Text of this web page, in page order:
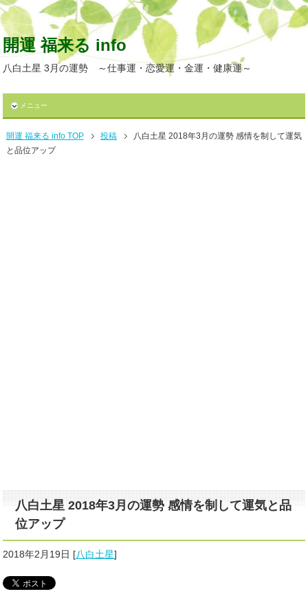
開運 福来る info
八白土星 3月の運勢 ～仕事運・恋愛運・金運・健康運～
メニュー
開運 福来る info TOP 投稿
八白土星 2018年3月の運勢 感情を制して運気
と品位アップ
八白土星 2018年3月の運勢 感情を制して運気と品
位アップ
2018年2月19日 [八白土星]